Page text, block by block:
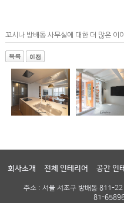
꼬시나 방배동 사무실에 대한 더 많은 이
회사소개 전체 인테리어 공간 인
주소 : 서울 서초구 방배동 811-
81-